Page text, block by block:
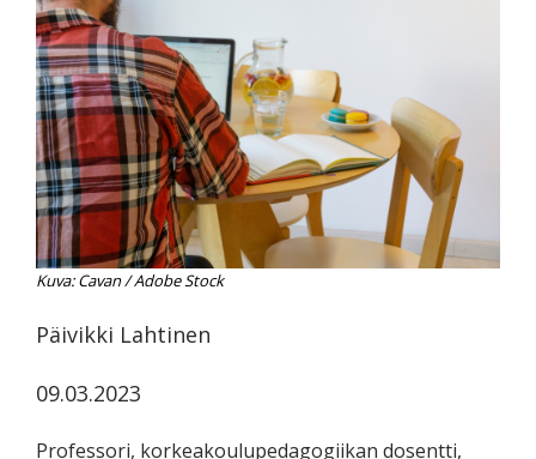
kiinnostuneille.
Kuva: Cavan / Adobe Stock
Päivikki Lahtinen
09.03.2023
Professori, korkeakoulupedagogiikan dosentti,